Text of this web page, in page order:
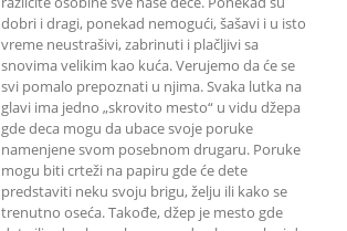
dobri i dragi, ponekad nemogući, šašavi i u isto
vreme neustrašivi, zabrinuti i plačljivi sa
snovima velikim kao kuća. Verujemo da će se
svi pomalo prepoznati u njima. Svaka lutka na
glavi ima jedno „skrovito mesto“ u vidu džepa
gde deca mogu da ubace svoje poruke
namenjene svom posebnom drugaru. Poruke
mogu biti crteži na papiru gde će dete
predstaviti neku svoju brigu, želju ili kako se
trenutno oseća. Takođe, džep je mesto gde